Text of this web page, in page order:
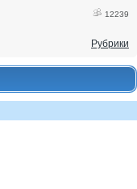
12239
Рубрики